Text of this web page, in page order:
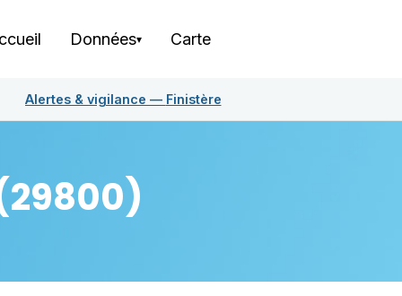
Données▾ Carte
Alertes & vigilance — Finistère